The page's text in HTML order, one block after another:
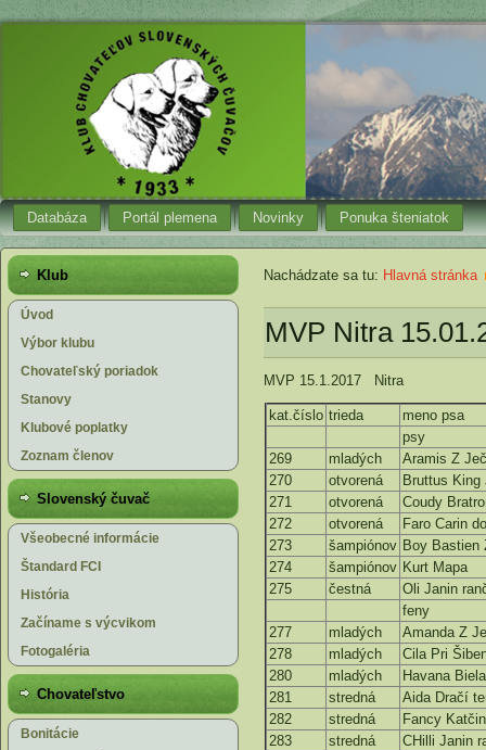
Databáza Portál plemena Novinky Ponuka šteniatok
Klub
Úvod
Výbor klubu
Chovateľský poriadok
Stanovy
Klubové poplatky
Zoznam členov
Slovenský čuvač
Všeobecné informácie
Štandard FCI
História
Začíname s výcvikom
Fotogaléria
Chovateľstvo
Bonitácie
Nachádzate sa tu: Hlavná stránka
MVP Nitra
MVP 15.1.2017 Nitra
kat.číslo trieda
meno psa
psy
269
mladých
Aramis Z
270
otvorená
Bruttus King
271
otvorená
Coudy
272
otvorená
Faro Carin
273
šampiónov Boy Bastien
274
šampiónov Kurt Mapa
275
čestná
Oli Janin
feny
277
mladých
Amanda Z
278
mladých
Cila Pri
280
mladých
Havana
281
stredná
Aida Dračí
282
stredná
Fancy
283
stredná
CHilli Janin